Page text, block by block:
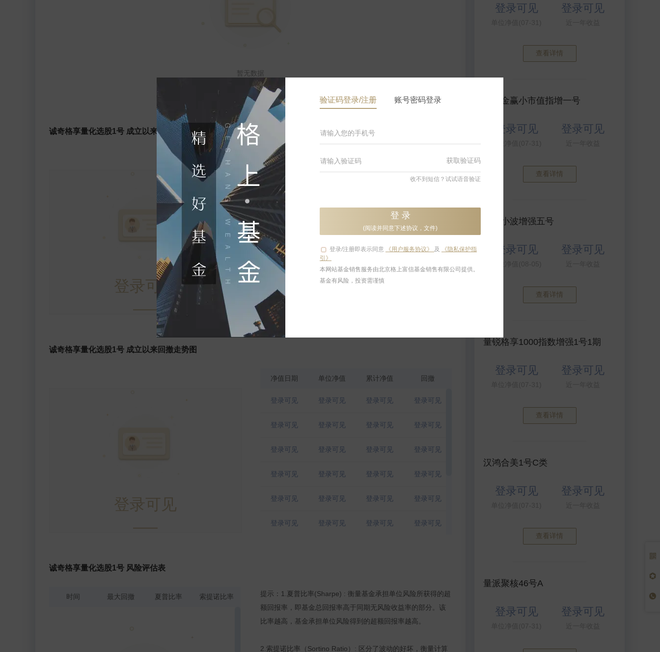
暂无数据
诚奇格享量化选股1号 成立以来月度回报图
登录可见
月份 单位净值
登录可见 登录可见
登录可见 登录可见 登录可见
诚奇格享量化选股1号 成立以来回撤走势图
登录可见
净值日期 单位净值 累计净值 回撤
登录可见 登录可见 登录可见 登录可见
登录可见 登录可见 登录可见 登录可见
登录可见 登录可见 登录可见 登录可见
登录可见 登录可见 登录可见 登录可见
登录可见 登录可见 登录可见 登录可见
登录可见 登录可见 登录可见 登录可见
登录可见 登录可见 登录可见 登录可见
登录可见 登录可见 登录可见 登录可见
诚奇格享量化选股1号 风险评估表
时间 最大回撤 夏普比率 索提诺比率
提示：1.夏普比率(Sharpe) : 衡量基金承担单位风险所获得的超
额回报率，即基金总回报率高于同期无风险收益率的部分。该
比率越高，基金承担单位风险得到的超额回报率越高。
2.索提诺比率（Sortino Ratio）: 区分了波动的好坏，衡量计算
登录可见 登录可见
查看详情
衍复金赢小市值指增一号
登录可见 登录可见
查看详情
乐水小波增强五号
登录可见 登录可见
查看详情
量锐格享1000指数增强1号1期
登录可见 登录可见
查看详情
汉鸿合美1号C类
登录可见 登录可见
查看详情
量派聚核46号A
登录可见 登录可见
验证码登录/注册 账号密码登录
获取验证码
收不到短信？试试语音验证
登 录
(阅读并同意下述协议，文件)
登录/注册即表示同意 《用户服务协议》 及
《隐私保护指
引》
本网站基金销售服务由北京格上富信基金销售有限公司提供。
基金有风险，投资需谨慎